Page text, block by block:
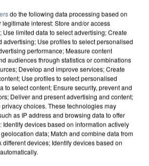
do the following data processing based on
interest: Store and/or access
limited data to select advertising; Create
advertising; Use profiles to select personalised
performance; Measure content
audiences through statistics or combinations
Develop and improve services; Create
Use profiles to select personalised
to select content; Ensure security, prevent and
Deliver and present advertising and content;
choices. These technologies may
as IP address and browsing data to offer
devices based on information actively
data; Match and combine data from
different devices; Identify devices based on